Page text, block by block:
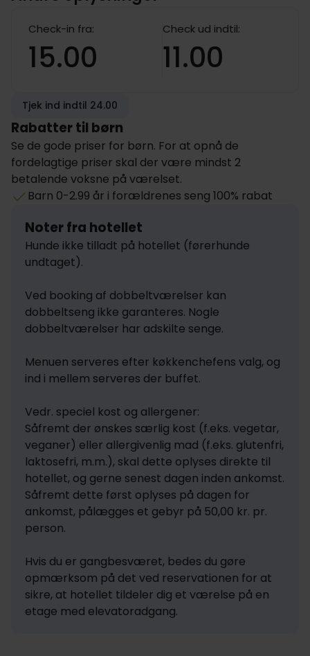
Check-in fra:
15.00
Check ud indtil:
11.00
Tjek ind indtil 24.00
Rabatter til børn
Se de gode priser for børn. For at opnå de
fordelagtige priser skal der være mindst 2
betalende voksne på værelset.
Barn 0-2.99 år i forældrenes seng 100% rabat
Noter fra hotellet
Hunde ikke tilladt på hotellet (førerhunde
undtaget).
Ved booking af dobbeltværelser kan
dobbeltseng ikke garanteres. Nogle
dobbeltværelser har adskilte senge.
Menuen serveres efter køkkenchefens valg, og
ind i mellem serveres der buffet.
Vedr. speciel kost og allergener:
Såfremt der ønskes særlig kost (f.eks. vegetar,
veganer) eller allergivenlig mad (f.eks. glutenfri,
laktosefri, m.m.), skal dette oplyses direkte til
hotellet, og gerne senest dagen inden ankomst.
Såfremt dette først oplyses på dagen for
ankomst, pålægges et gebyr på 50,00 kr. pr.
person.
Hvis du er gangbesværet, bedes du gøre
opmærksom på det ved reservationen for at
sikre, at hotellet tildeler dig et værelse på en
etage med elevatoradgang.